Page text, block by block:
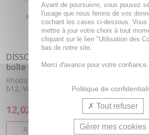
DISSOLVUROL Rodiol +
boîte de 30 comprimés
Rhodiola, L-tyrosine, Vitamine
b12, Vitamine b1,
12,02€
AJOUTER AU PANIER
boîte
Cuivre,
Collagène
15,12€
Avant de poursuivre, vous pouvez
l'usage que nous ferons de vos
cochant les cases ci-dessous. Vous
mettre à jour votre choix à tout
cliquant sur le lien "Utilisation des
bas de notre site.
Merci d'avance pour votre confiance.
Politique de
Tout refuser
Gérer mes cookies